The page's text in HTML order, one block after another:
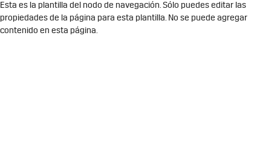
Esta es la plantilla del nodo de navegación. Sólo puedes editar las
propiedades de la página para esta plantilla. No se puede agregar
contenido en esta página.